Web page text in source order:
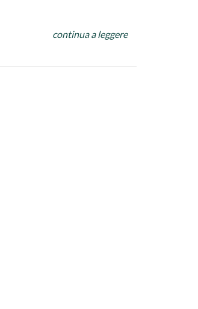
continua a leggere